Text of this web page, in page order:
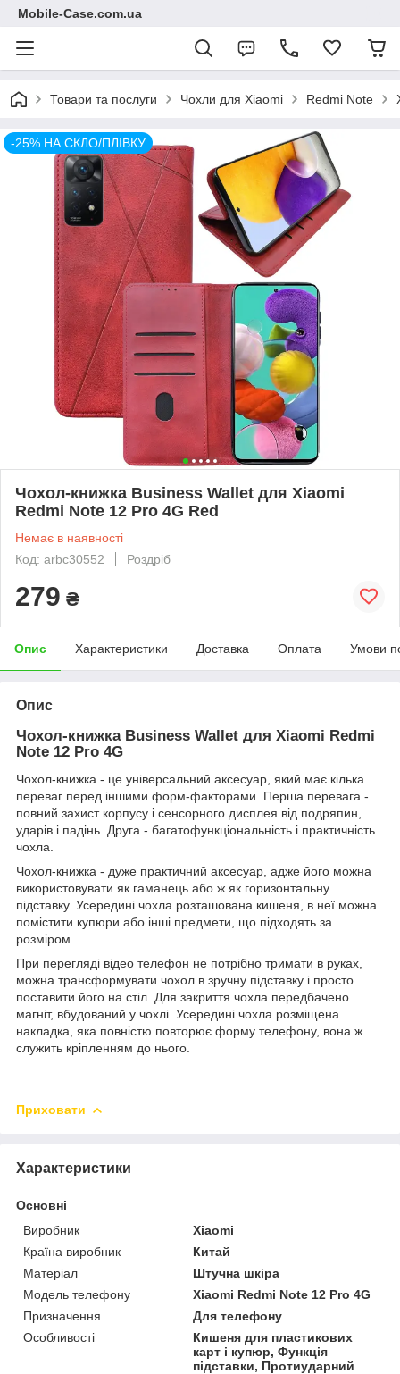
Mobile-Case.com.ua
Товари та послуги Чохли для Xiaomi Redmi Note
-25% НА СКЛО/ПЛІВКУ
Чохол-книжка Business Wallet для Xiaomi
Redmi Note 12 Pro 4G Red
Немає в наявності
Код: arbc30552
Роздріб
279 ₴
Опис Характеристики Доставка Оплата Умови
Опис
Чохол-книжка Business Wallet для Xiaomi Redmi
Note 12 Pro 4G
Чохол-книжка - це універсальний аксесуар, який має кілька
переваг перед іншими форм-факторами. Перша перевага -
повний захист корпусу і сенсорного дисплея від подряпин,
ударів і падінь. Друга - багатофункціональність і практичність
чохла.
Чохол-книжка - дуже практичний аксесуар, адже його можна
використовувати як гаманець або ж як горизонтальну
підставку. Усередині чохла розташована кишеня, в неї можна
помістити купюри або інші предмети, що підходять за
розміром.
При перегляді відео телефон не потрібно тримати в руках,
можна трансформувати чохол в зручну підставку і просто
поставити його на стіл. Для закриття чохла передбачено
магніт, вбудований у чохлі. Усередині чохла розміщена
накладка, яка повністю повторює форму телефону, вона ж
служить кріпленням до нього.
Приховати
Характеристики
Основні
Виробник
Xiaomi
Країна виробник
Китай
Матеріал
Штучна шкіра
Модель телефону
Xiaomi Redmi Note 12 Pro 4G
Призначення
Для телефону
Особливості
Кишеня для пластикових
карт і купюр, Функція
підставки, Протиударний